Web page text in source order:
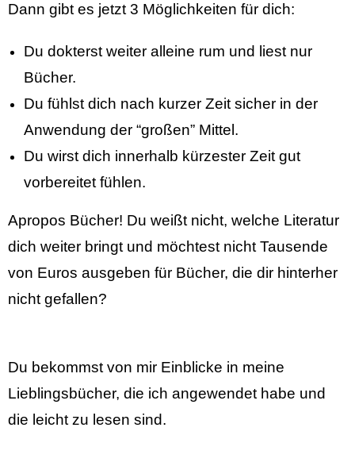
Dann gibt es jetzt 3 Möglichkeiten für dich:
Du dokterst weiter alleine rum und liest nur
Bücher.
Du fühlst dich nach kurzer Zeit sicher in der
Anwendung der “großen” Mittel.
Du wirst dich innerhalb kürzester Zeit gut
vorbereitet fühlen.
Apropos Bücher! Du weißt nicht, welche Literatur
dich weiter bringt und möchtest nichtTausende
von Euros ausgeben für Bücher, die dir hinterher
nicht gefallen?
Du bekommstvon mir Einblicke in meine
Lieblingsbücher, die ich angewendet habe und
die leicht zu lesen sind.